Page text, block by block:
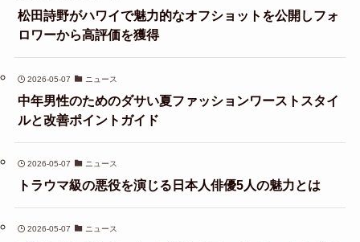
松田詩野がハワイで魅力的なオフショットを公開しフォ
ロワーから高評価を獲得
2026-05-07 ニュース
中年男性のためのダサい夏ファッションワーストスタイ
ルと改善ポイントガイド
2026-05-07 ニュース
トラウマ級の悪役を演じる日本人俳優5人の魅力とは
2026-05-07 ニュース